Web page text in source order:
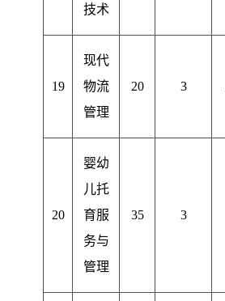
技术
19
现代
物流
管理
20 3
20
婴幼
儿托
育服
务与
管理
35 3